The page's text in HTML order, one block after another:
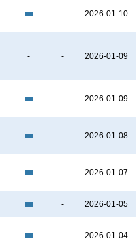
- 2026-01-10
- - 2026-01-09
- 2026-01-09
- 2026-01-08
- 2026-01-07
- 2026-01-05
- 2026-01-04